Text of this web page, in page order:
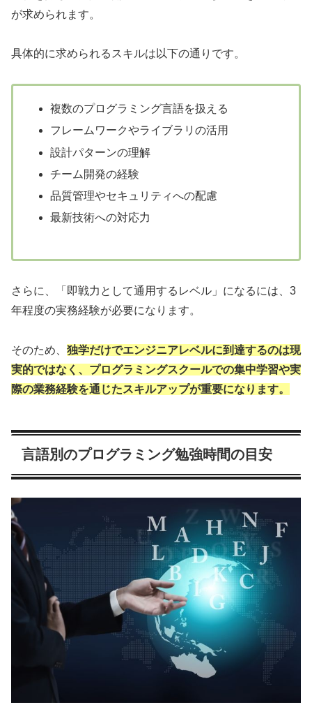
が求められます。
具体的に求められるスキルは以下の通りです。
複数のプログラミング言語を扱える
フレームワークやライブラリの活用
設計パターンの理解
チーム開発の経験
品質管理やセキュリティへの配慮
最新技術への対応力
さらに、「即戦力として通用するレベル」になるには、3
年程度の実務経験が必要になります。
そのため、 独学だけでエンジニアレベルに到達するのは現
実的ではなく、プログラミングスクールでの集中学習や実
際の業務経験を通じたスキルアップが重要になります。
言語別のプログラミング勉強時間の目安